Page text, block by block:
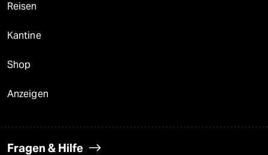
Reisen
Kantine
Shop
Anzeigen
Fragen & Hilfe